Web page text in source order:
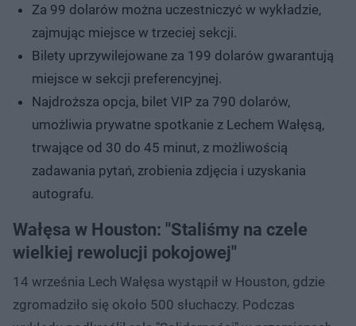
Za 99 dolarów można uczestniczyć w wykładzie,
zajmując miejsce w trzeciej sekcji.
Bilety uprzywilejowane za 199 dolarów gwarantują
miejsce w sekcji preferencyjnej.
Najdroższa opcja, bilet VIP za 790 dolarów,
umożliwia prywatne spotkanie z Lechem Wałęsą,
trwające od 30 do 45 minut, z możliwością
zadawania pytań, zrobienia zdjęcia i uzyskania
autografu.
Wałęsa w Houston: "Staliśmy na czele
wielkiej rewolucji pokojowej"
14 września Lech Wałęsa wystąpił w Houston, gdzie
zgromadziło się około 500 słuchaczy. Podczas